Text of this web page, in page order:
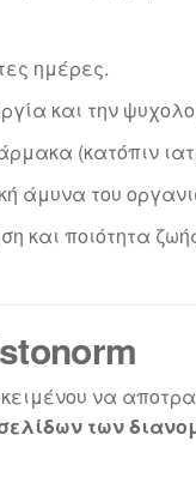
ημέρες.
και την
(κατόπιν
άμυνα του
και ποιότητα
να
των